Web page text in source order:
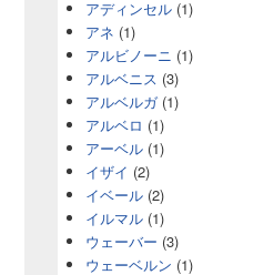
アディンセル (1)
アネ (1)
アルビノーニ (1)
アルベニス (3)
アルベルガ(1)
アルベロ (1)
アーベル (1)
イザイ (2)
イベール (2)
イルマル (1)
ウェーバー (3)
ウェーベルン (1)